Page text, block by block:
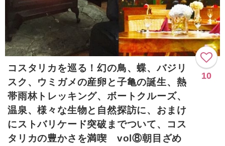
コスタリカを巡る！幻の鳥、蝶、バジリ
スク、ウミガメの産卵と子亀の誕生、熱
帯雨林トレッキング、ボートクルーズ、
温泉、様々な生物と自然探訪に、おまけ
にストバリケード突破までついて、コス
タリカの豊かさを満喫 vol⑧朝目ざめ
10